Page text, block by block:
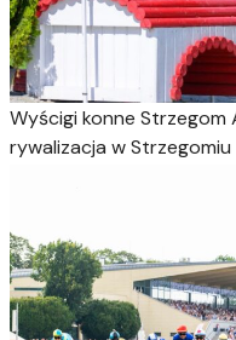
Wyścigi konne Strzegom
rywalizacja w